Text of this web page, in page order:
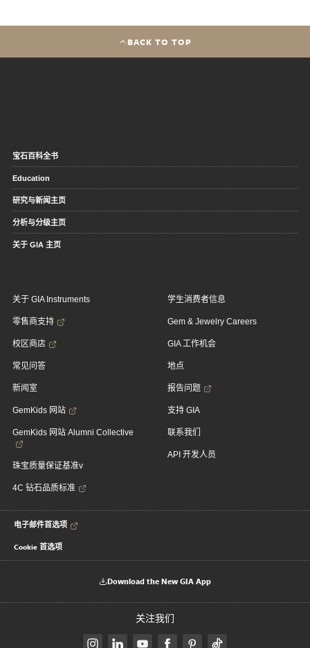
BACK TO TOP
宝石百科全书
Education
研究与新闻主页
分析与分级主页
关于 GIA 主页
关于 GIA Instruments
零售商支持
校区商店
常见问答
新闻室
GemKids 网站
GemKids 网站 Alumni Collective
珠宝质量保证基准v
4C 钻石品质标准
学生消费者信息
Gem & Jewelry Careers
GIA 工作机会
地点
报告问题
支持 GIA
联系我们
API 开发人员
电子邮件首选项
Cookie 首选项
Download the New GIA App
关注我们